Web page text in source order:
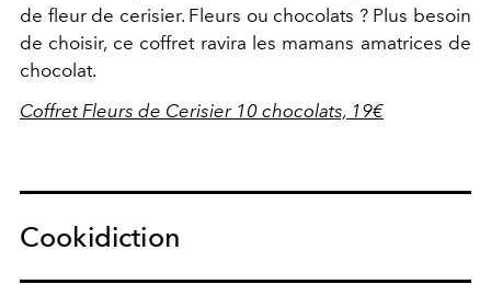
de fleur de cerisier. Fleurs ou chocolats ? Plus besoin
de choisir, ce coffret ravira les mamans amatrices de
chocolat.
Coffret Fleurs de Cerisier 10 chocolats, 19€
Cookidiction